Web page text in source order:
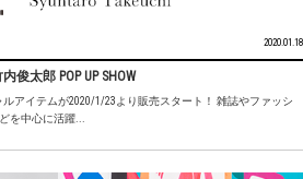
2020.01.18
俊太郎 POP UP SHOW
アイテムが2020/1/23より販売スタート！ 雑誌やファッシ
を中心に活躍...